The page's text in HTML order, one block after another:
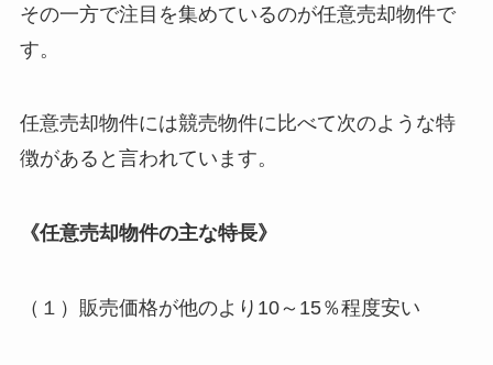
その一方で注目を集めているのが任意売却物件で
す。
任意売却物件には競売物件に比べて次のような特
徴があると言われています。
《任意売却物件の主な特長》
（１）販売価格が他のより10～15％程度安い